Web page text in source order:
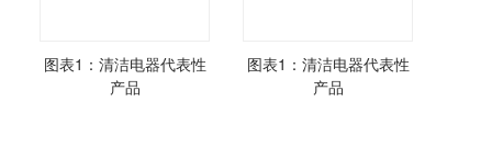
图表1：清洁电器代表性
产品
图表1：清洁电器代表性
产品